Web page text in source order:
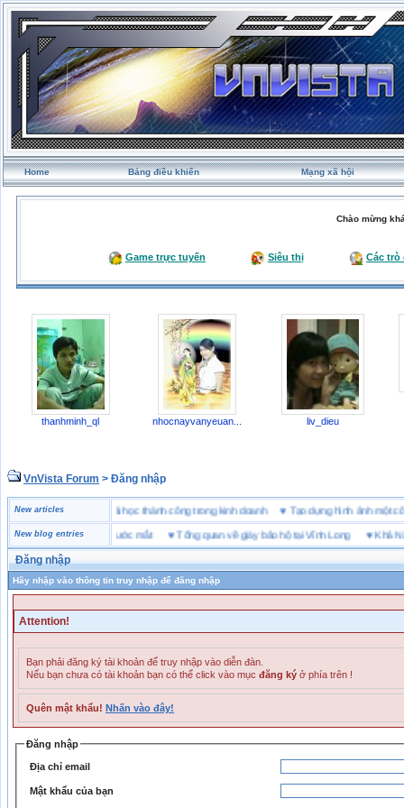
Home Bảng điều khiển Mạng xã hội
Chào mừng
Game trực tuyến Siêu thị Các trò
thanhminh_ql nhocnayvanyeuan... liv_dieu
VnVista Forum > Đăng nhập
New articles
biệt” của Microsoft ♥4 bài học thành công trong kinh doanh♥Tạo dựng hình ảnh
New blog entries
Tình yêu và giọt nước mắt♥ Tổng quan về giày bảo hộ tại Vĩnh Long♥ Khả
Đăng nhập
Hãy nhập vào thông tin truy nhập để đăng nhập
Attention!
Bạn phải đăng ký tài khoản để truy nhập vào diễn đàn.
Nếu bạn chưa có tài khoản bạn có thể click vào mục đăng ký ở phía trên !
Quên mật khẩu! Nhấn vào đây!
Đăng nhập
Địa chỉ email
Mật khẩu của bạn